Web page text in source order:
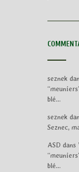
seznek
blé…
seznek
Seznec,
ASD dans
blé…